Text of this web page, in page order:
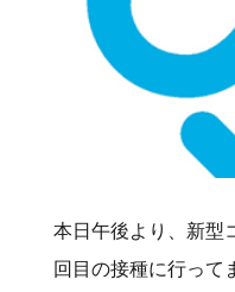
本日午後より、新型
回目の接種に行って